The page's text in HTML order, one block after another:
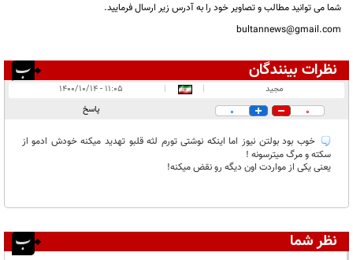
شما می توانید مطالب و تصاویر خود را به آدرس زیر ارسال فرمایید.
bultannews@gmail.com
نظرات بینندگان
در انتظار بررسی:
مجید |
|
۱۱:۰۵ - ۱۴۰۰/۱۰/۱۴
0
0 پاسخ
خوب بود بولتن نیوز اما اینکه نوشتی تورم لثه قلبو تهدید میکنه خودش ادمو از
سکته و مرگ میترسونه !
یعنی یکی از مواردت اون دیگه رو نقض میکنه!
نظر شما